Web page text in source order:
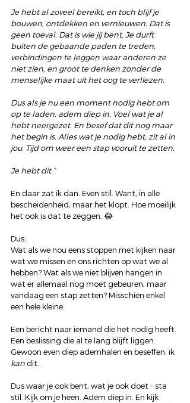
Je hebt al zoveel bereikt, en toch blijf je
bouwen, ontdekken en vernieuwen. Dat is
geen toeval. Dat is wie jij bent. Je durft
buiten de gebaande paden te treden,
verbindingen te leggen waar anderen ze
niet zien, en groot te denken zonder de
menselijke maat uit het oog te verliezen.
Dus als je nu een moment nodig hebt om
op te laden: adem diep in. Voel wat je al
hebt neergezet. En besef dat dit nog maar
het begin is. Alles wat je nodig hebt, zit al in
jou. Tijd om weer een stap vooruit te zetten.
Je hebt dit.”
En daar zat ik dan. Even stil. Want, in alle
bescheidenheid, maar het klopt. Hoe moeilijk
het ook is dat te zeggen. 😂
Dus:
Wat als we nou eens stoppen met kijken naar
wat we missen en ons richten op wat we al
hebben? Wat als we niet blijven hangen in
wat er allemaal nog moet gebeuren, maar
vandaag een stap zetten? Misschien enkel
een hele kleine.
Een bericht naar iemand die het nodig heeft.
Een beslissing die al te lang blijft liggen.
Gewoon even diep ademhalen en beseffen: ik
kan dit.
Dus waar je ook bent, wat je ook doet - sta
stil. Kijk om je heen. Adem diep in. En kijk